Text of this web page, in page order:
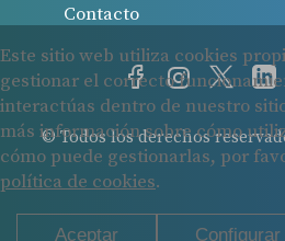
© Todos los derechos
Contacto